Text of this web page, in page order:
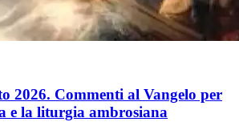
2026. Commenti al Vangelo per
e la liturgia ambrosiana